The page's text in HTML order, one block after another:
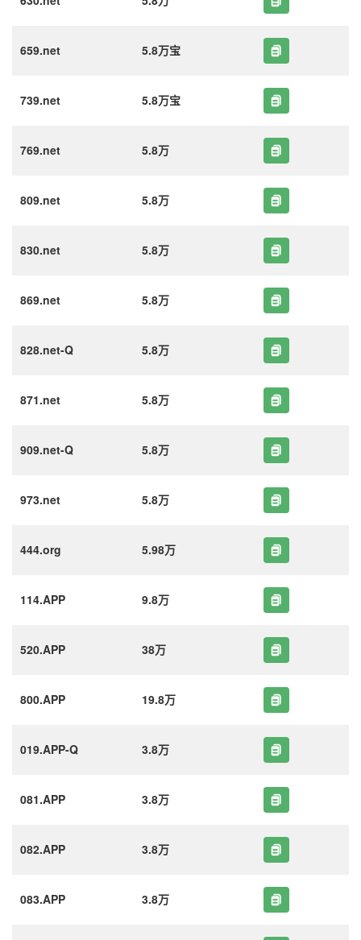
659.net 5.8万宝
739.net 5.8万宝
769.net 5.8万
809.net 5.8万
830.net 5.8万
869.net 5.8万
828.net-Q 5.8万
871.net 5.8万
909.net-Q 5.8万
973.net 5.8万
444.org 5.98万
114.APP 9.8万
520.APP 38万
800.APP 19.8万
019.APP-Q 3.8万
081.APP 3.8万
082.APP 3.8万
083.APP 3.8万